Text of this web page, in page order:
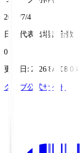
2020/7/4
日本代表出場試合数
0
更新日 : 2026/8/6 08:03
クラブ公式サイト